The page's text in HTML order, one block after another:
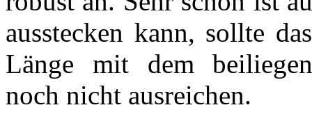
ausstecken kann, sollte
Länge mit dem
noch nicht ausreichen.